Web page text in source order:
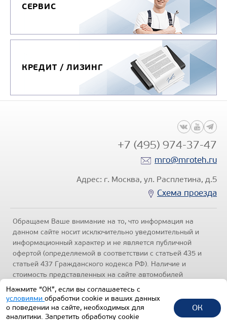
СЕРВИС
КРЕДИТ / ЛИЗИНГ
+7 (495) 974-37-47
mro@mroteh.ru
Адрес: г. Москва, ул. Расплетина, д.5
Схема проезда
Обращаем Ваше внимание на то, что информация на
данном сайте носит исключительно уведомительный и
информационный характер и не является публичной
офертой (определяемой в соответствии с статьей 435 и
статьей 437 Гражданского кодекса РФ). Наличие и
стоимость представленных на сайте автомобилей
уточняйте по телефонам отделов продаж, представленных
в разделе "Контакты" настоящего ресурса.
конфиденциальности.
Нажмите “ОК”, если вы соглашаетесь с
условиями обработки cookie и ваших данных
о поведении на сайте, необходимых для
аналитики. Запретить обработку cookie
ОК